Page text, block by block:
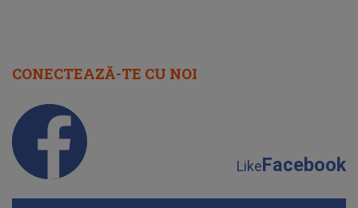
CONECTEAZĂ-TE CU NOI
LikeFacebook